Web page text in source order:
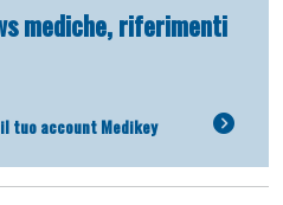
mediche, riferimenti
tuo account Medikey